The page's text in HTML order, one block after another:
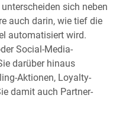
sich neben
auch darin, wie tief die
automatisiert wird.
Social-Media-
darüber hinaus
Aktionen, Loyalty-
damit auch Partner-